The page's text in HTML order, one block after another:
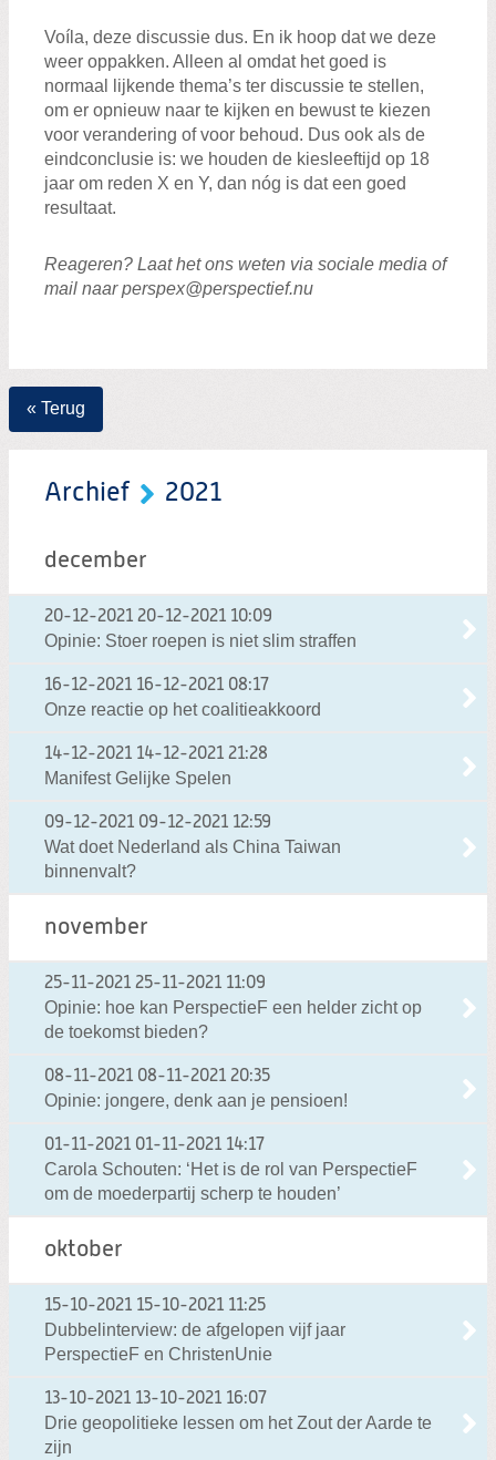
Voíla, deze discussie dus. En ik hoop dat we deze
weer oppakken. Alleen al omdat het goed is
normaal lijkende thema’s ter discussie te stellen,
om er opnieuw naar te kijken en bewust te kiezen
voor verandering of voor behoud. Dus ook als de
eindconclusie is: we houden de kiesleeftijd op 18
jaar om reden X en Y, dan nóg is dat een goed
resultaat.
Reageren? Laat het ons weten via sociale media of
mail naar perspex@perspectief.nu
« Terug
Archief 2021
december
20-12-2021 20-12-2021 10:09
Opinie: Stoer roepen is niet slim straffen
16-12-2021 16-12-2021 08:17
Onze reactie op het coalitieakkoord
14-12-2021 14-12-2021 21:28
Manifest Gelijke Spelen
09-12-2021 09-12-2021 12:59
Wat doet Nederland als China Taiwan
binnenvalt?
november
25-11-2021 25-11-2021 11:09
Opinie: hoe kan PerspectieF een helder zicht op
de toekomst bieden?
08-11-2021 08-11-2021 20:35
Opinie: jongere, denk aan je pensioen!
01-11-2021 01-11-2021 14:17
Carola Schouten: ‘Het is de rol van PerspectieF
om de moederpartij scherp te houden’
oktober
15-10-2021 15-10-2021 11:25
Dubbelinterview: de afgelopen vijf jaar
PerspectieF en ChristenUnie
13-10-2021 13-10-2021 16:07
Drie geopolitieke lessen om het Zout der Aarde te
zijn